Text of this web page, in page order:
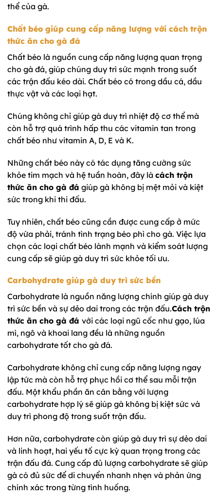
thể của gà.
Chất béo giúp cung cấp năng lượng với cách trộn
thức ăn cho gà đá
Chất béo là nguồn cung cấp năng lượng quan trọng
cho gà đá, giúp chúng duy trì sức mạnh trong suốt
các trận đấu kéo dài. Chất béo có trong dầu cá, dầu
thực vật và các loại hạt.
Chúng không chỉ giúp gà duy trì nhiệt độ cơ thể mà
còn hỗ trợ quá trình hấp thu các vitamin tan trong
chất béo như vitamin A, D, E và K.
Những chất béo này có tác dụng tăng cường sức
khỏe tim mạch và hệ tuần hoàn, đây là cách trộn
thức ăn cho gà đá giúp gà không bị mệt mỏi và kiệt
sức trong khi thi đấu.
Tuy nhiên, chất béo cũng cần được cung cấp ở mức
độ vừa phải, tránh tình trạng béo phì cho gà. Việc lựa
chọn các loại chất béo lành mạnh và kiểm soát lượng
cung cấp sẽ giúp gà duy trì sức khỏe tối ưu.
Carbohydrate giúp gà duy trì sức bền
Carbohydrate là nguồn năng lượng chính giúp gà duy
trì sức bền và sự dẻo dai trong các trận đấu.Cách trộn
thức ăn cho gà đá với các loại ngũ cốc như gạo, lúa
mì, ngô và khoai lang đều là những nguồn
carbohydrate tốt cho gà đá.
Carbohydrate không chỉ cung cấp năng lượng ngay
lập tức mà còn hỗ trợ phục hồi cơ thể sau mỗi trận
đấu. Một khẩu phần ăn cân bằng với lượng
carbohydrate hợp lý sẽ giúp gà không bị kiệt sức và
duy trì phong độ trong suốt trận đấu.
Hơn nữa, carbohydrate còn giúp gà duy trì sự dẻo dai
và linh hoạt, hai yếu tố cực kỳ quan trọng trong các
trận đấu đá. Cung cấp đủ lượng carbohydrate sẽ giúp
gà có đủ sức để di chuyển nhanh nhẹn và phản ứng
chính xác trong từng tình huống.